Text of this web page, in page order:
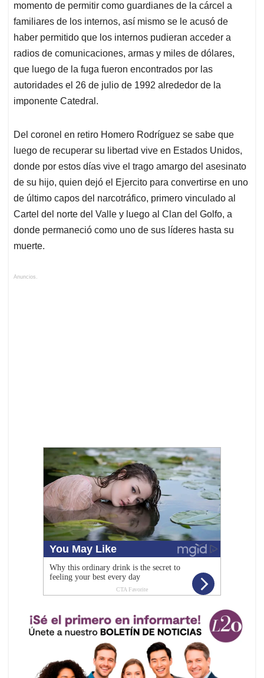
momento de permitir como guardianes de la cárcel a
familiares de los internos, así mismo se le acusó de
haber permitido que los internos pudieran acceder a
radios de comunicaciones, armas y miles de dólares,
que luego de la fuga fueron encontrados por las
autoridades el 26 de julio de 1992 alrededor de la
imponente Catedral.
Del coronel en retiro Homero Rodríguez se sabe que
luego de recuperar su libertad vive en Estados Unidos,
donde por estos días vive el trago amargo del asesinato
de su hijo, quien dejó el Ejercito para convertirse en uno
de último capos del narcotráfico, primero vinculado al
Cartel del norte del Valle y luego al Clan del Golfo, a
donde permaneció como uno de sus líderes hasta su
muerte.
Anuncios.